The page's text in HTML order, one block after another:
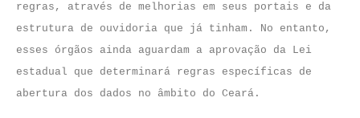
regras, através de melhorias em seus portais e da
estrutura de ouvidoria que já tinham. No entanto,
esses órgãos ainda aguardam a aprovação da Lei
estadual que determinará regras específicas de
abertura dos dados no âmbito do Ceará.